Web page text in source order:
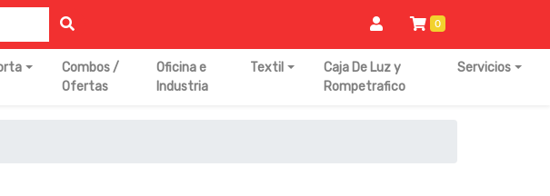
0
Combos /
Ofertas
Oficina e
Industria
Textil
Caja De Luz y
Rompetrafico
Servicios